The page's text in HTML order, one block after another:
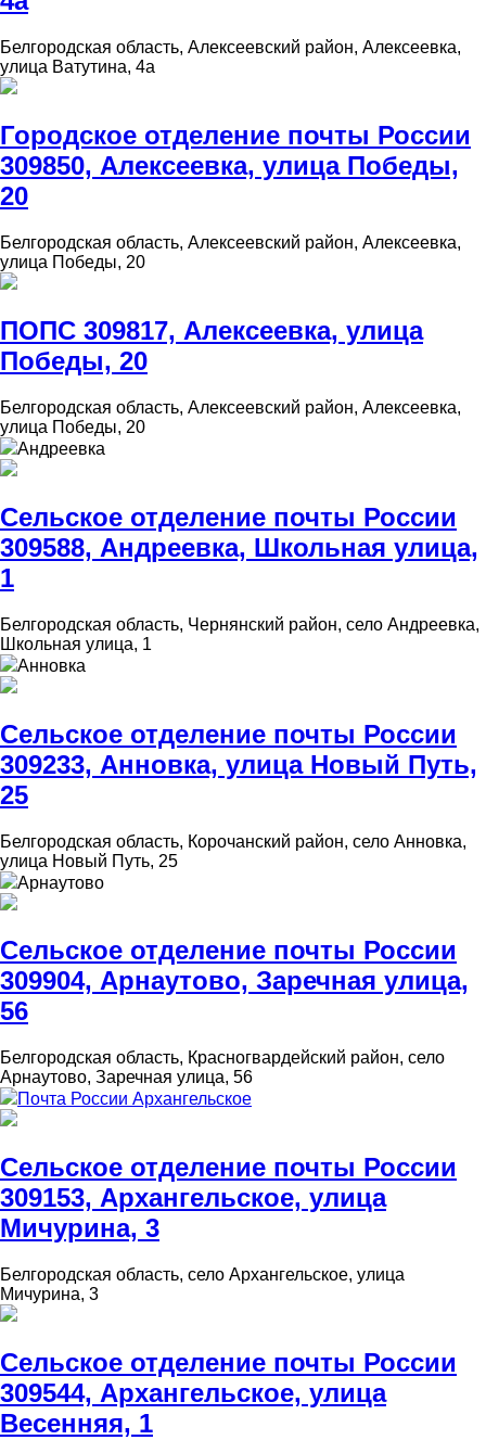
Белгородская область, Алексеевский район, Алексеевка,
улица Ватутина, 4а
Городское отделение почты России
309850, Алексеевка, улица Победы,
20
Белгородская область, Алексеевский район, Алексеевка,
улица Победы, 20
ПОПС 309817, Алексеевка, улица
Победы, 20
Белгородская область, Алексеевский район, Алексеевка,
улица Победы, 20
Андреевка
Сельское отделение почты России
309588, Андреевка, Школьная улица,
1
Белгородская область, Чернянский район, село Андреевка,
Школьная улица, 1
Анновка
Сельское отделение почты России
309233, Анновка, улица Новый Путь,
25
Белгородская область, Корочанский район, село Анновка,
улица Новый Путь, 25
Арнаутово
Сельское отделение почты России
309904, Арнаутово, Заречная улица,
56
Белгородская область, Красногвардейский район, село
Арнаутово, Заречная улица, 56
Почта России Архангельское
Сельское отделение почты России
309153, Архангельское, улица
Мичурина, 3
Белгородская область, село Архангельское, улица
Мичурина, 3
Сельское отделение почты России
309544, Архангельское, улица
Весенняя, 1